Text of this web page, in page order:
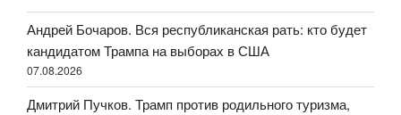
Андрей Бочаров. Вся республиканская рать: кто будет
кандидатом Трампа на выборах в США
07.08.2026
Дмитрий Пучков. Трамп против родильного туризма,